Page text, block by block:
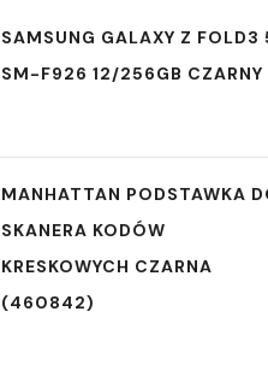
SAMSUNG GALAXY Z FOLD3
SM-F926 12/256GB CZARNY
MANHATTAN PODSTAWKA
SKANERA KODÓW
KRESKOWYCH CZARNA
(460842)